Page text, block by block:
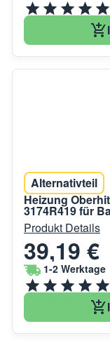
Alternativteil
Heizung
3174R419 für
Produkt Details
39,19 €
1-2 Werktage